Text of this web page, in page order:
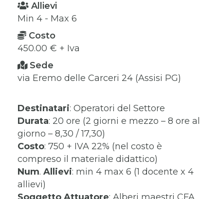
Destinatari: Operatori del Settore
Durata: 20 ore (2 giorni e mezzo – 8 ore al
giorno – 8,30 / 17,30)
Costo: 750 + IVA 22% (nel costo è
compreso il materiale didattico)
Num. Allievi: min 4 max 6 (1 docente x 4
allievi)
Allievi
Min 4 - Max 6
Costo
450.00 € + Iva
Sede
via Eremo delle Carceri 24 (Assisi PG)